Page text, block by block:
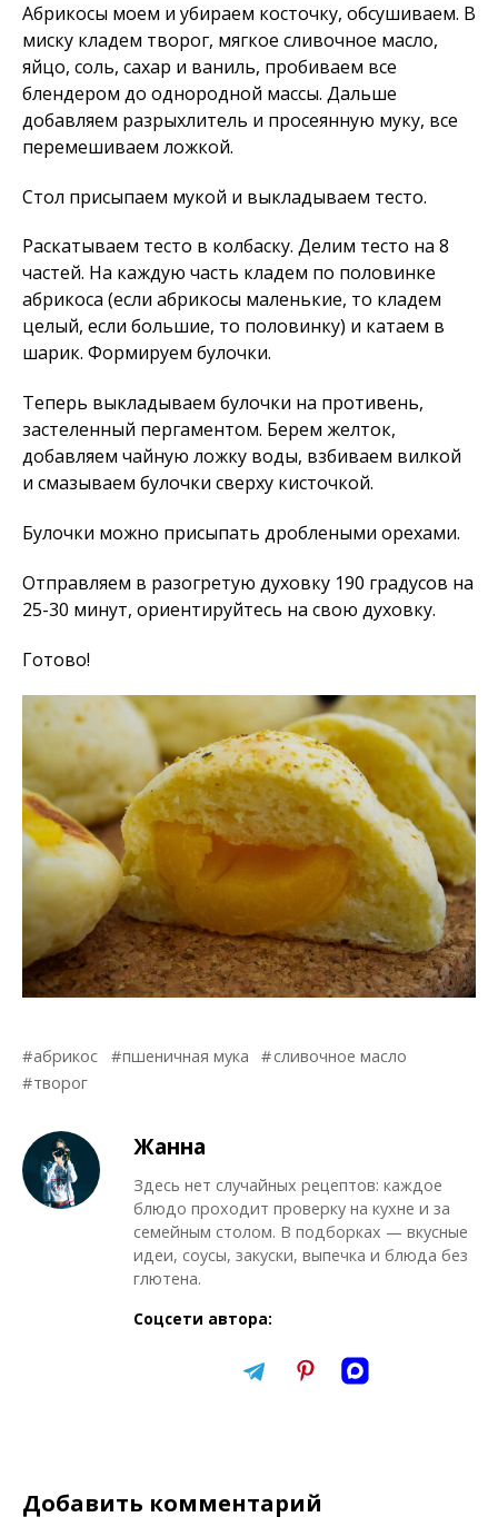
Абрикосы моем и убираем косточку, обсушиваем. В
миску кладем творог, мягкое сливочное масло,
яйцо, соль, сахар и ваниль, пробиваем все
блендером до однородной массы. Дальше
добавляем разрыхлитель и просеянную муку, все
перемешиваем ложкой.
Стол присыпаем мукой и выкладываем тесто.
Раскатываем тесто в колбаску. Делим тесто на 8
частей. На каждую часть кладем по половинке
абрикоса (если абрикосы маленькие, то кладем
целый, если большие, то половинку) и катаем в
шарик. Формируем булочки.
Теперь выкладываем булочки на противень,
застеленный пергаментом. Берем желток,
добавляем чайную ложку воды, взбиваем вилкой
и смазываем булочки сверху кисточкой.
Булочки можно присыпать дроблеными орехами.
Отправляем в разогретую духовку 190 градусов на
25-30 минут, ориентируйтесь на свою духовку.
Готово!
абрикос пшеничная мука
сливочное масло
творог
Жанна
Здесь нет случайных рецептов: каждое
блюдо проходит проверку на кухне и за
семейным столом. В подборках — вкусные
идеи, соусы, закуски, выпечка и блюда без
глютена.
Соцсети автора:
Добавить комментарий